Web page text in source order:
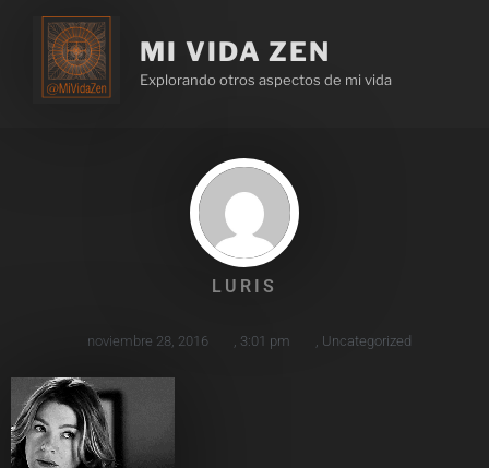
MI VIDA ZEN
Explorando otros aspectos de mi vida
LURIS
noviembre 28, 2016 3:01 pm Uncategorized